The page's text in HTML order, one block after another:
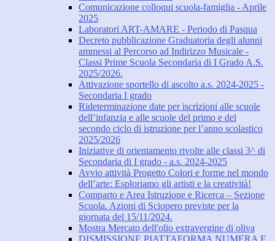
Comunicazione colloqui scuola-famiglia - Aprile
2025
Laboratori ART-AMARE - Periodo di Pasqua
Decreto pubblicazione Graduatoria degli alunni
ammessi al Percorso ad Indirizzo Musicale -
Classi Prime Scuola Secondaria di I Grado A.S.
2025/2026.
Attivazione sportello di ascolto a.s. 2024-2025 -
Secondaria I grado
Rideterminazione date per iscrizioni alle scuole
dell’infanzia e alle scuole del primo e del
secondo ciclo di istruzione per l’anno scolastico
2025/2026
Iniziative di orientamento rivolte alle classi 3^ di
Secondaria di I grado - a.s. 2024-2025
Avvio attività Progetto Colori e forme nel mondo
dell’arte: Esploriamo gli artisti e la creatività!
Comparto e Area Istruzione e Ricerca – Sezione
Scuola. Azioni di Sciopero previste per la
giornata del 15/11/2024.
Mostra Mercato dell'olio extravergine di oliva